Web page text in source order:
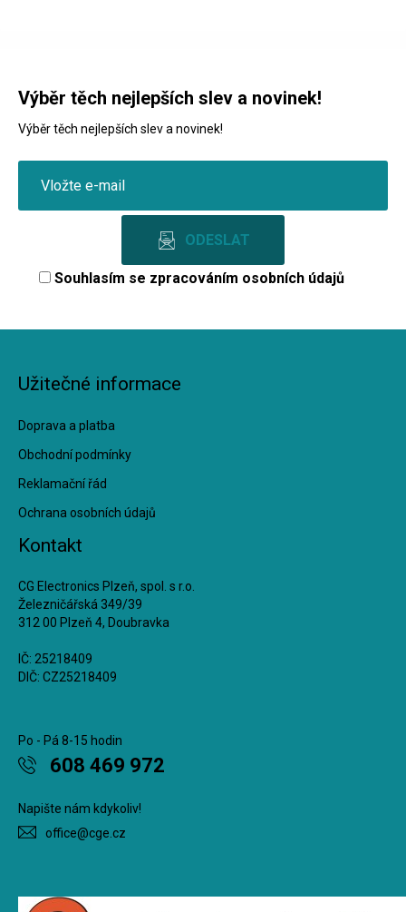
Výběr těch nejlepších slev a novinek!
Výběr těch nejlepších slev a novinek!
Souhlasím se zpracováním osobních údajů
Užitečné informace
Doprava a platba
Obchodní podmínky
Reklamační řád
Ochrana osobních údajů
Kontakt
CG Electronics Plzeň, spol. s r.o.
Železničářská 349/39
312 00 Plzeň 4, Doubravka
IČ: 25218409
DIČ: CZ25218409
Po - Pá 8-15 hodin
608 469 972
Napište nám kdykoliv!
office@cge.cz